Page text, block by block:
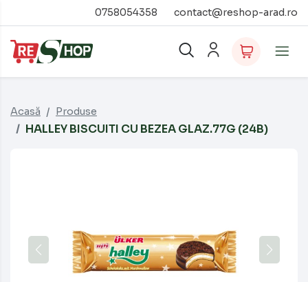
0758054358 contact@reshop-arad.ro
Acasă Produse
HALLEY BISCUITI CU BEZEA GLAZ.77G (24B)